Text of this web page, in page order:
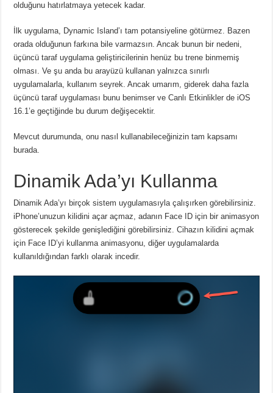
olduğunu hatırlatmaya yetecek kadar.
İlk uygulama, Dynamic Island’ı tam potansiyeline götürmez. Bazen
orada olduğunun farkına bile varmazsın.Ancak bunun bir nedeni,
üçüncü taraf uygulama geliştiricilerinin henüz bu trene binmemiş
olması.Ve şu anda bu arayüzü kullanan yalnızca sınırlı
uygulamalarla, kullanım seyrek.Ancak umarım, giderek daha fazla
üçüncü taraf uygulaması bunu benimser ve Canlı Etkinlikler de iOS
16.1’e geçtiğinde bu durum değişecektir.
Mevcut durumunda, onu nasıl kullanabileceğinizin tam kapsamı
burada.
Dinamik Ada’yı Kullanma
Dinamik Ada’yı birçok sistem uygulamasıyla çalışırken görebilirsiniz.
iPhone’unuzun kilidini açar açmaz, adanın Face ID için bir animasyon
gösterecek şekilde genişlediğini görebilirsiniz.Cihazın kilidini açmak
için Face ID’yi kullanma animasyonu, diğer uygulamalarda
kullanıldığından farklı olarak incedir.